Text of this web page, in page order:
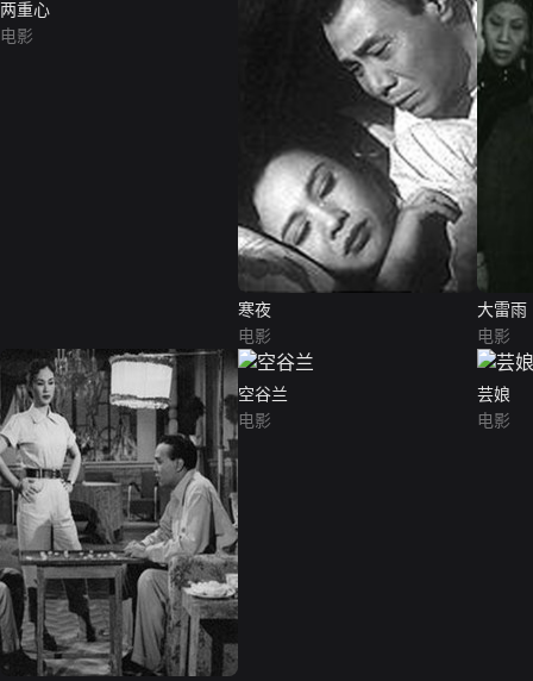
两重心
电影
寒夜
电影
大雷雨
电影
空谷兰
电影
芸娘
电影